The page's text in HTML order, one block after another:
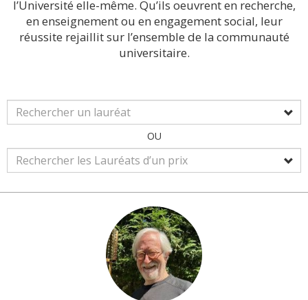
l’Université elle-même. Qu’ils oeuvrent en recherche,
en enseignement ou en engagement social, leur
réussite rejaillit sur l’ensemble de la communauté
universitaire.
OU